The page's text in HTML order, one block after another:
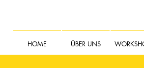
HOME ÜBER UNS